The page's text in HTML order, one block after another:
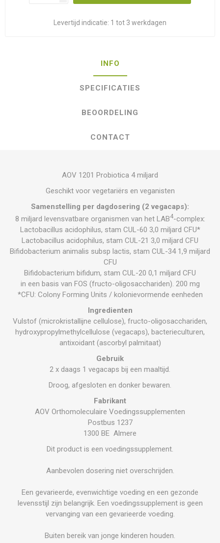
Levertijd indicatie: 1 tot 3 werkdagen
INFO
SPECIFICATIES
BEOORDELING
CONTACT
AOV 1201 Probiotica 4 miljard
Geschikt voor vegetariërs en veganisten
Samenstelling per dagdosering (2 vegacaps):
8 miljard levensvatbare organismen van het LAB4-complex:
Lactobacillus acidophilus, stam CUL-60 3,0 miljard CFU*
Lactobacillus acidophilus, stam CUL-21 3,0 miljard CFU
Bifidobacterium animalis subsp lactis, stam CUL-34 1,9 miljard
CFU
Bifidobacterium bifidum, stam CUL-20 0,1 miljard CFU
in een basis van FOS (fructo-oligosacchariden). 200 mg
*CFU: Colony Forming Units / kolonievormende eenheden
Ingredienten
Vulstof (microkristallijne cellulose), fructo-oligosacchariden,
hydroxypropylmethylcellulose (vegacaps), bacterieculturen,
antixoidant (ascorbyl palmitaat)
Gebruik
2 x daags 1 vegacaps bij een maaltijd.
Droog, afgesloten en donker bewaren.
Fabrikant
AOV Orthomoleculaire Voedingssupplementen
Postbus 1237
1300 BE Almere
Dit product is een voedingssupplement.
Aanbevolen dosering niet overschrijden.
Een gevarieerde, evenwichtige voeding en een gezonde
levensstijl zijn belangrijk. Een voedingssupplement is geen
vervanging van een gevarieerde voeding.
Buiten bereik van jonge kinderen houden.